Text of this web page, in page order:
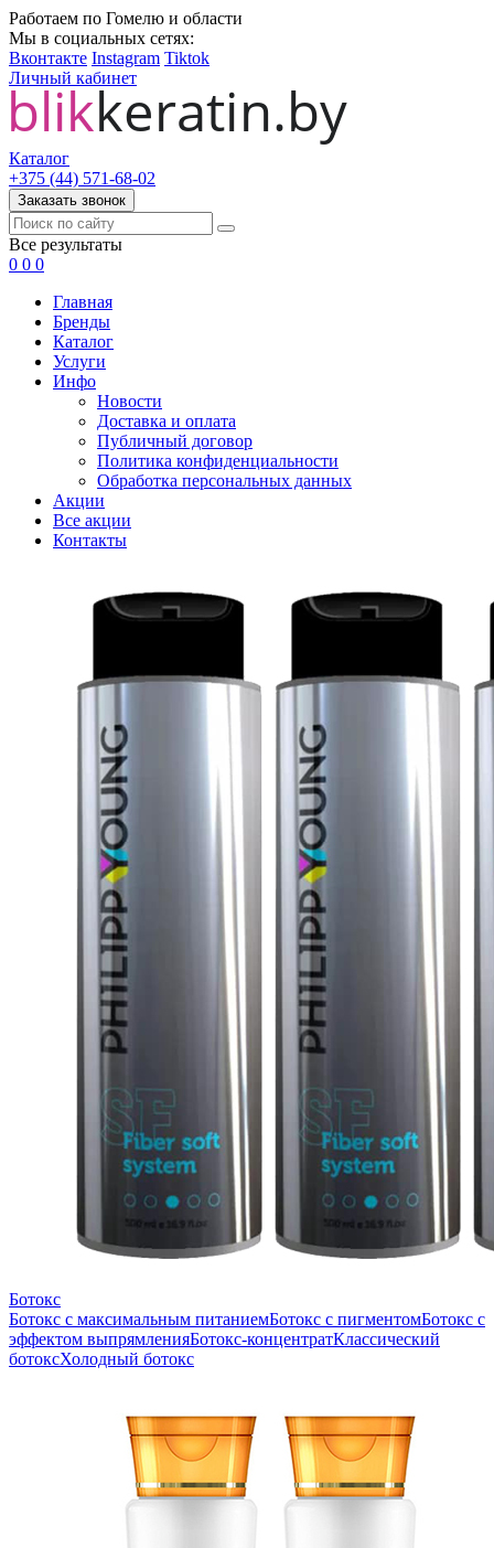
Работаем по Гомелю и области
Мы в социальных сетях:
Вконтакте Instagram Tiktok
Личный кабинет
Каталог
+375 (44) 571-68-02
Заказать звонок
Все результаты
0 0 0
Главная
Бренды
Каталог
Услуги
Инфо
Новости
Доставка и оплата
Публичный договор
Политика конфиденциальности
Обработка персональных данных
Акции
Все акции
Контакты
Ботокс
Ботокс с максимальным питаниемБотокс с пигментомБотокс с
эффектом выпрямленияБотокс-концентратКлассический
ботоксХолодный ботокс